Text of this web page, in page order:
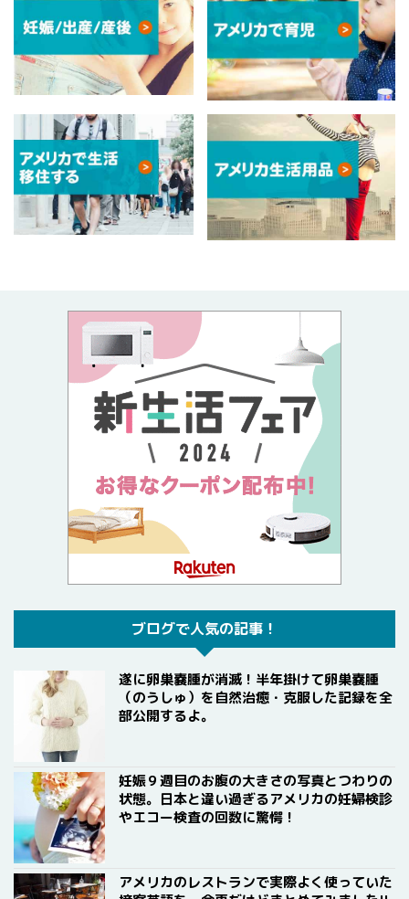
ブログで人気の記事！
遂に卵巣嚢腫が消滅！半年掛けて卵巣嚢腫
（のうしゅ）を自然治癒・克服した記録を全
部公開するよ。
妊娠９週目のお腹の大きさの写真とつわりの
状態。日本と違い過ぎるアメリカの妊婦検診
やエコー検査の回数に驚愕！
アメリカのレストランで実際よく使っていた